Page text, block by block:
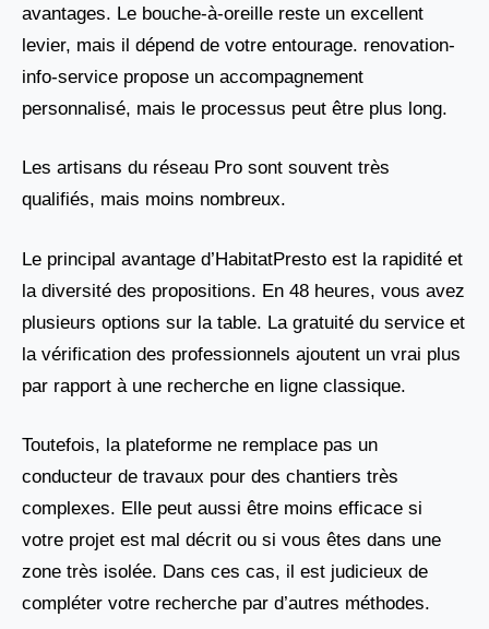
avantages. Le bouche-à-oreille reste un excellent
levier, mais il dépend de votre entourage. renovation-
info-service propose un accompagnement
personnalisé, mais le processus peut être plus long.
Les artisans du réseau Pro sont souvent très
qualifiés, mais moins nombreux.
Le principal avantage d’HabitatPresto est la rapidité et
la diversité des propositions. En 48 heures, vous avez
plusieurs options sur la table. La gratuité du service et
la vérification des professionnels ajoutent un vrai plus
par rapport à une recherche en ligne classique.
Toutefois, la plateforme ne remplace pas un
conducteur de travaux pour des chantiers très
complexes. Elle peut aussi être moins efficace si
votre projet est mal décrit ou si vous êtes dans une
zone très isolée. Dans ces cas, il est judicieux de
compléter votre recherche par d’autres méthodes.